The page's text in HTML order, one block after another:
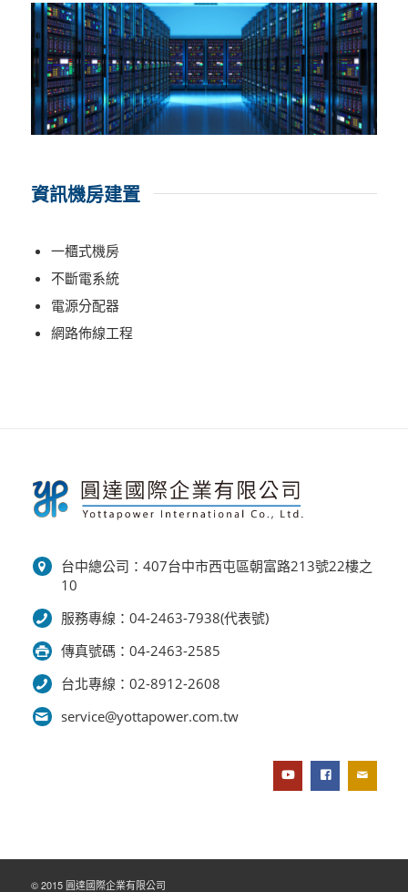
資訊機房建置
一櫃式機房
不斷電系統
電源分配器
網路佈線工程
台中總公司：407台中市西屯區朝富路213號22樓之
10
服務專線：04-2463-7938(代表號)
傳真號碼：04-2463-2585
台北專線：02-8912-2608
service@yottapower.com.tw
© 2015 圓達國際企業有限公司